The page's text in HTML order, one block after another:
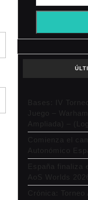
Bases: IV
Juego –
Ampliada) –
Comienza el
Autonómico
España finaliza
AoS Worlds 2026
Crónica: Torneo